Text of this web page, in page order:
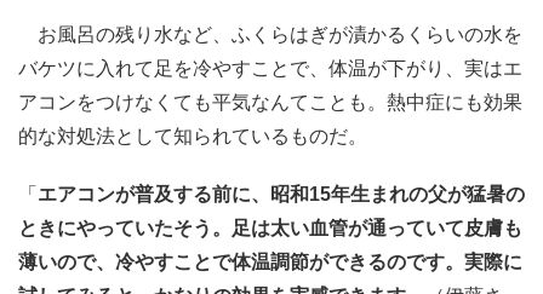
お風呂の残り水など、ふくらはぎが漬かるくらいの水を
バケツに入れて足を冷やすことで、体温が下がり、実はエ
アコンをつけなくても平気なんてことも。熱中症にも効果
的な対処法として知られているものだ。
「 エアコンが普及する前に、昭和15年生まれの父が猛暑の
ときにやっていたそう。足は太い血管が通っていて皮膚も
薄いので、冷やすことで体温調節ができるのです。実際に